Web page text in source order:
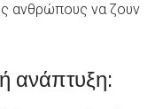
ανθρώπους να ζουν
ανάπτυξη: